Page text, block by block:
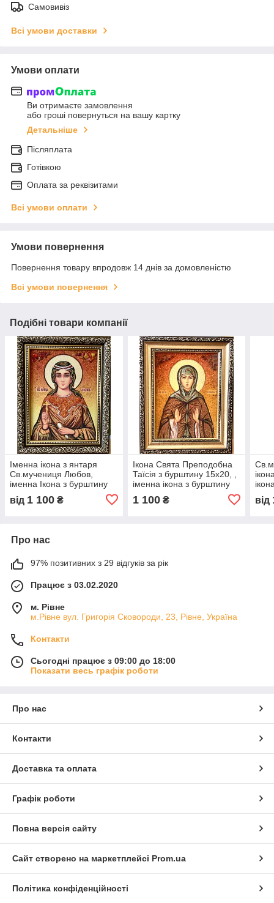
Самовивіз
Всі умови доставки
Умови оплати
Ви отримаєте замовлення
або гроші повернуться на вашу картку
Детальніше
Післяплата
Готівкою
Оплата за реквізитами
Всі умови оплати
Умови повернення
Повернення товару впродовж 14 днів за домовленістю
Всі умови повернення
Подібні товари компанії
Іменна ікона з янтаря
Св.мучениця Любов,
іменна Ікона з бурштину
"Свята мучениця Любов "
від 1 100 ₴
Ікона Свята Преподобна
Таїсія з бурштину 15x20, ,
іменна ікона з бурштину
1 100₴ від
Про нас
97% позитивних з 29 відгуків за рік
Працює з 03.02.2020
м. Рівне
м.Рівне вул. Григорія Сковороди, 23, Рівне, Україна
Контакти
Сьогодні працює з 09:00 до 18:00
Показати весь графік роботи
Про нас
Контакти
Доставка та оплата
Графік роботи
Повна версія сайту
Сайт створено на маркетплейсі Prom.ua
Політика конфіденційності